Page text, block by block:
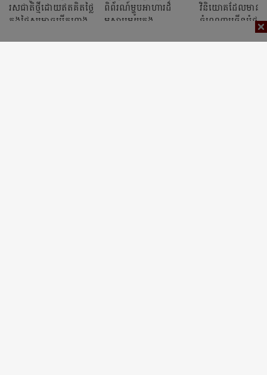
រសជាតិថ្មីដោយឥតគិតថ្លៃ
ក្នុងថ្ងៃសម្ពោធបើកហាង
ពិព័រណ៍ម្ហូបអាហារដ៏
អស្ចារ្យមួយក្នុង
វិនិយោគដែលមាន
ចំណេញច្រើនបំផុត